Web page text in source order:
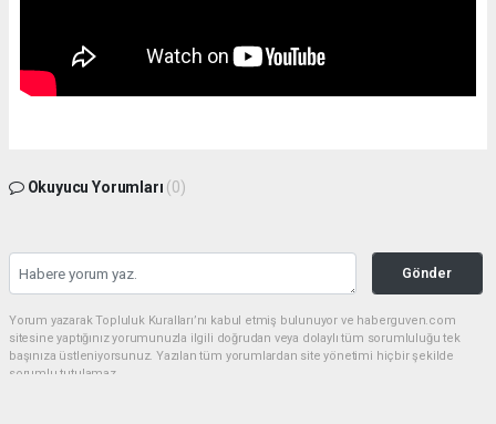
Okuyucu Yorumları (0)
Gönder
Yorum yazarak Topluluk Kuralları’nı kabul etmiş bulunuyor ve haberguven.com
sitesine yaptığınız yorumunuzla ilgili doğrudan veya dolaylı tüm sorumluluğu tek
başınıza üstleniyorsunuz. Yazılan tüm yorumlardan site yönetimi hiçbir şekilde
sorumlu tutulamaz.